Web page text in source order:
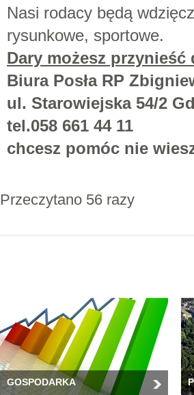
Nasi rodacy będą
rysunkowe, sportowe.
Dary możesz przynieść
Biura Posła RP
ul. Starowiejska 54/2
tel.058 661 44 11
chcesz pomóc nie
Przeczytano 56 razy
GOSPODARKA